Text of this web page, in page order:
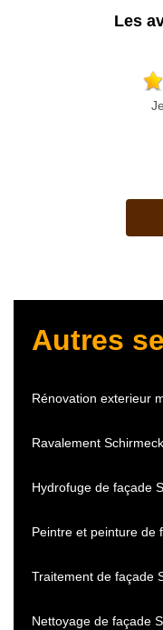
Les
Autres
Rénovation exterieur
Ravalement
Hydrofuge de façade
Peintre et peinture de
Traitement de façade
Nettoyage de façade